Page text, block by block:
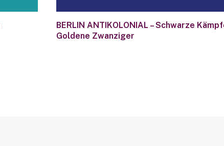
BERLIN ANTIKOLONIAL – Schwarze
Goldene Zwanziger